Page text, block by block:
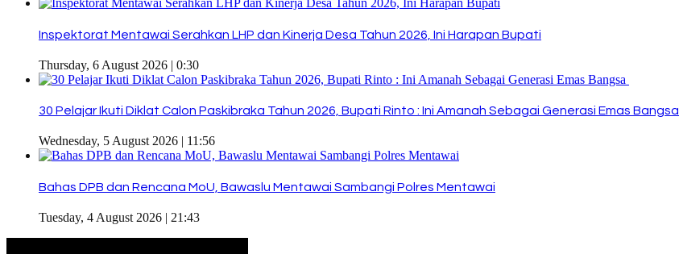
Inspektorat Mentawai Serahkan LHP dan Kinerja Desa Tahun 2026, Ini Harapan Bupati
Thursday, 6 August 2026 | 0:30
30 Pelajar Ikuti Diklat Calon Paskibraka Tahun 2026, Bupati Rinto : Ini Amanah Sebagai Generasi Emas Bangsa
Wednesday, 5 August 2026 | 11:56
Bahas DPB dan Rencana MoU, Bawaslu Mentawai Sambangi Polres Mentawai
Tuesday, 4 August 2026 | 21:43